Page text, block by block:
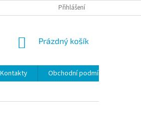
Přihlášení
NÁKUPNÍ
Prázdný košík
Kontakty
Obchodní podmínky